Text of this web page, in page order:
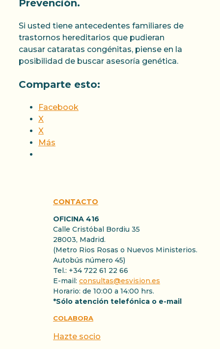
Prevención.
Si usted tiene antecedentes familiares de
trastornos hereditarios que pudieran
causar cataratas congénitas, piense en la
posibilidad de buscar asesoría genética.
Comparte esto:
Facebook
X
X
Más
CONTACTO
OFICINA 416
Calle Cristóbal Bordiu 35
28003, Madrid.
(Metro Rios Rosas o Nuevos Ministerios.
Autobús número 45)
Tel.: +34 722 61 22 66
E-mail: consultas@esvision.es
Horario: de 10:00 a 14:00 hrs.
*Sólo atención telefónica o e-mail
COLABORA
Hazte socio